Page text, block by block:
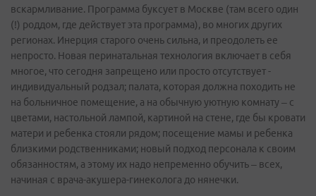
вскармливание. Программа буксует в Москве (там всего один
(!) роддом, где действует эта программа), во многих других
регионах. Инерция старого очень сильна, и преодолеть ее
непросто. Новая перинатальная технология включает в себя
многое, что сегодня запрещено или просто отсутствует -
индивидуальный родзал; палата, которая должна походить не
на больничное помещение, а на обычную уютную комнату – с
цветами, настольной лампой, картиной на стене, где бы кровати
матери и ребенка стояли рядом; посещение мамы и ребенка
близкими родственниками; новый подход персонала к своим
обязанностям, а этому их надо непременно обучить – всех,
начиная с врача-акушера-гинеколога до нянечки.